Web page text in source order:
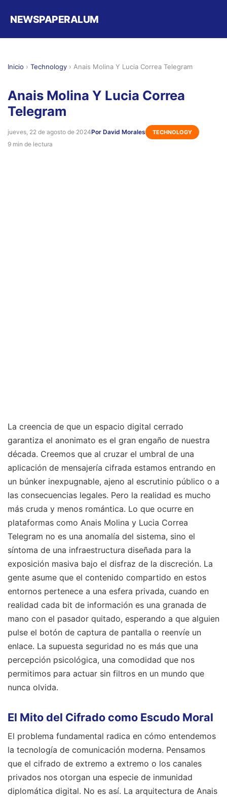
NEWSPAPERALUM
Inicio › Technology › Anais Molina Y Lucia Correa Telegram
Anais Molina Y Lucia Correa
Telegram
jueves, 22 de agosto de 2024Por David Morales TECHNOLOGY
9 min de lectura
La creencia de que un espacio digital cerrado
garantiza el anonimato es el gran engaño de nuestra
década. Creemos que al cruzar el umbral de una
aplicación de mensajería cifrada estamos entrando en
un búnker inexpugnable, ajeno al escrutinio público o a
las consecuencias legales. Pero la realidad es mucho
más cruda y menos romántica. Lo que ocurre en
plataformas como Anais Molina y Lucia Correa
Telegram no es una anomalía del sistema, sino el
síntoma de una infraestructura diseñada para la
exposición masiva bajo el disfraz de la discreción. La
gente asume que el contenido compartido en estos
entornos pertenece a una esfera privada, cuando en
realidad cada bit de información es una granada de
mano con el pasador quitado, esperando a que alguien
pulse el botón de captura de pantalla o reenvíe un
enlace. La supuesta seguridad no es más que una
percepción psicológica, una comodidad que nos
permitimos para actuar sin filtros en un mundo que
nunca olvida.
El Mito del Cifrado como Escudo Moral
El problema fundamental radica en cómo entendemos
la tecnología de comunicación moderna. Pensamos
que el cifrado de extremo a extremo o los canales
privados nos otorgan una especie de inmunidad
diplomática digital. No es así. La arquitectura de Anais